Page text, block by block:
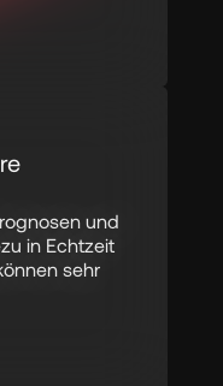
und
in Echtzeit
sehr